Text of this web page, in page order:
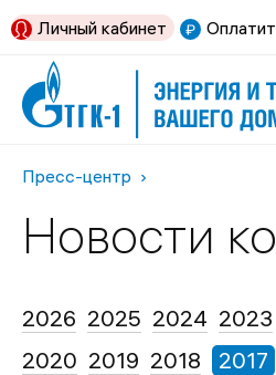
Личный кабинет
Пресс-центр
Новости
2026 2025 2024 2023
2020 2019 2018 2017